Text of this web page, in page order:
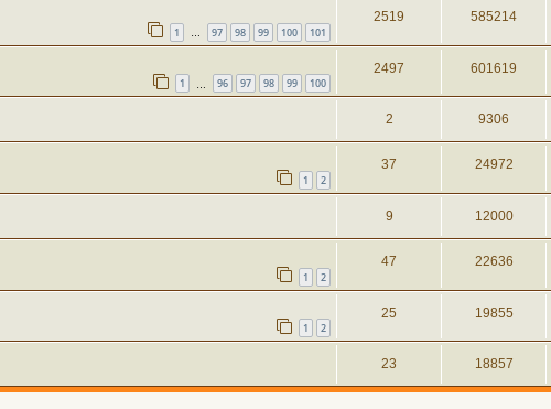
1 … 97 98 99 100 101
2519 585214
1 96 97 98 99 100
2497 601619
2 9306
1 2
37 24972
9 12000
1 2
47 22636
1 2
25 19855
23 18857